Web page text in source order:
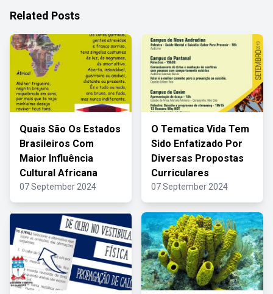
Related Posts
Quais São Os Estados
Brasileiros Com
Maior Influência
Cultural Africana
07 September 2024
O Tematica Vida Tem
Sido Enfatizado Por
Diversas Propostas
Curriculares
07 September 2024